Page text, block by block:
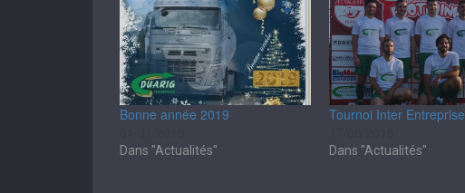
Bonne année 2019
Dans "Actualités"
Tournoi Inter Entreprise
Dans "Actualités"